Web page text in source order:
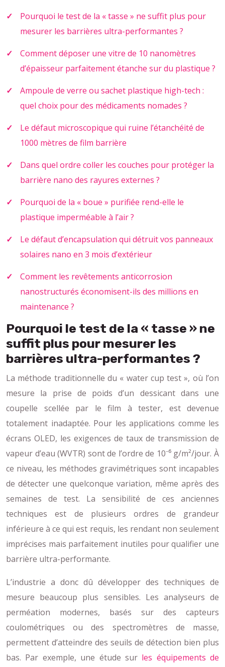
Pourquoi le test de la « tasse » ne suffit plus pour
mesurer les barrières ultra-performantes ?
Comment déposer une vitre de 10 nanomètres
d’épaisseur parfaitement étanche sur du plastique ?
Ampoule de verre ou sachet plastique high-tech :
quel choix pour des médicaments nomades ?
Le défaut microscopique qui ruine l’étanchéité de
1000 mètres de film barrière
Dans quel ordre coller les couches pour protéger la
barrière nano des rayures externes ?
Pourquoi de la « boue » purifiée rend-elle le
plastique imperméable à l’air ?
Le défaut d’encapsulation qui détruit vos panneaux
solaires nano en 3 mois d’extérieur
Comment les revêtements anticorrosion
nanostructurés économisent-ils des millions en
maintenance ?
Pourquoi le test de la « tasse » ne
suffit plus pour mesurer les
barrières ultra-performantes ?
La méthode traditionnelle du « water cup test », où l’on
mesure la prise de poids d’un dessicant dans une
coupelle scellée par le film à tester, est devenue
totalement inadaptée. Pour les applications comme les
écrans OLED, les exigences de taux de transmission de
vapeur d’eau (WVTR) sont de l’ordre de 10⁻⁶ g/m²/jour. À
ce niveau, les méthodes gravimétriques sont incapables
de détecter une quelconque variation, même après des
semaines de test. La sensibilité de ces anciennes
techniques est de plusieurs ordres de grandeur
inférieure à ce qui est requis, les rendant non seulement
imprécises mais parfaitement inutiles pour qualifier une
barrière ultra-performante.
L’industrie a donc dû développer des techniques de
mesure beaucoup plus sensibles. Les analyseurs de
perméation modernes, basés sur des capteurs
coulométriques ou des spectromètres de masse,
permettent d’atteindre des seuils de détection bien plus
bas. Par exemple, une étude sur les équipements de